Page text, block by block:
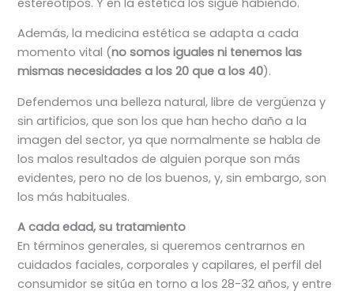
Además, la medicina estética se adapta a cada
momento vital (no somos iguales ni tenemos las
mismas necesidades a los 20 que a los 40).
Defendemos una belleza natural, libre de vergüenza y
sin artificios, que son los que han hecho daño a la
imagen del sector, ya que normalmente se habla de
los malos resultados de alguien porque son más
evidentes, pero no de los buenos, y, sin embargo, son
los más habituales.
A cada edad, su tratamiento
En términos generales, si queremos centrarnos en
cuidados faciales, corporales y capilares, el perfil del
consumidor se sitúa en torno a los 28-32 años, y entre